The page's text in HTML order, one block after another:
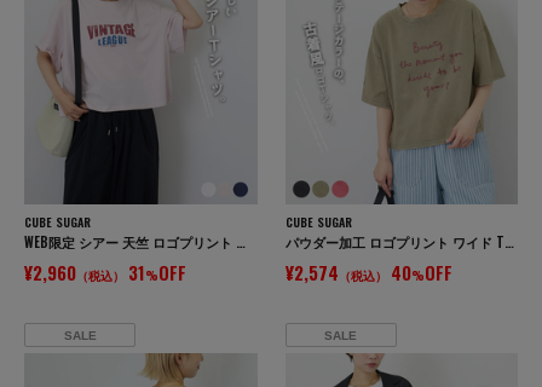
CUBE SUGAR
WEB限定 シアー 天竺 ロゴプリント ワイド Tシャツ
¥2,960 （税込） 31%OFF
CUBE SUGAR
パウダー加工 ロゴプリント ワイド Tシャツ
¥2,574 （税込） 40%OFF
SALE SALE